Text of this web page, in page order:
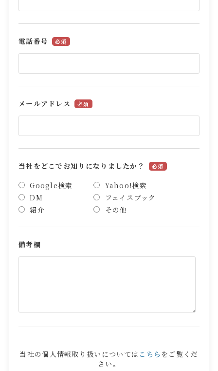
電話番号 必須
メールアドレス 必須
当社をどこでお知りになりましたか？ 必須
Google検索
Yahoo!検索
DM
フェイスブック
紹介
その他
備考欄
当社の個人情報取り扱いについては こちら をご覧くだ
さい。